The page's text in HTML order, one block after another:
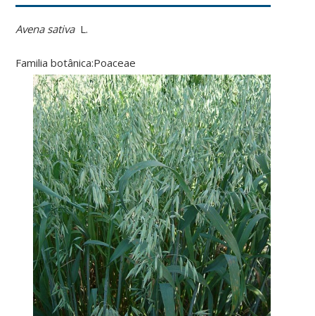
Avena sativa L.
Familia botânica:Poaceae